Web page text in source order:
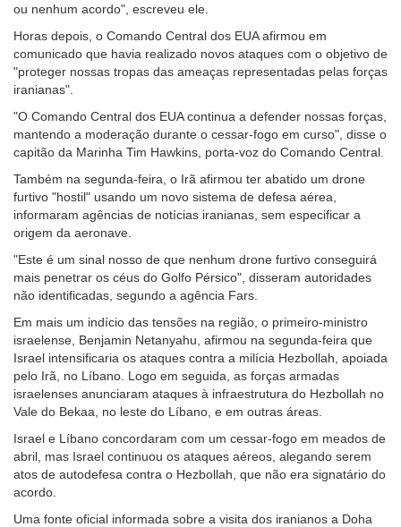
ou nenhum acordo", escreveu ele.
Horas depois, o Comando Central dos EUA afirmou em
comunicado que havia realizado novos ataques com o objetivo de
"proteger nossas tropas das ameaças representadas pelas forças
iranianas".
"O Comando Central dos EUA continua a defender nossas forças,
mantendo a moderação durante o cessar-fogo em curso", disse o
capitão da Marinha Tim Hawkins, porta-voz do Comando Central.
Também na segunda-feira, o Irã afirmou ter abatido um drone
furtivo "hostil" usando um novo sistema de defesa aérea,
informaram agências de notícias iranianas, sem especificar a
origem da aeronave.
"Este é um sinal nosso de que nenhum drone furtivo conseguirá
mais penetrar os céus do Golfo Pérsico", disseram autoridades
não identificadas, segundo a agência Fars.
Em mais um indício das tensões na região, o primeiro-ministro
israelense, Benjamin Netanyahu, afirmou na segunda-feira que
Israel intensificaria os ataques contra a milícia Hezbollah, apoiada
pelo Irã, no Líbano. Logo em seguida, as forças armadas
israelenses anunciaram ataques à infraestrutura do Hezbollah no
Vale do Bekaa, no leste do Líbano, e em outras áreas.
Israel e Líbano concordaram com um cessar-fogo em meados de
abril, mas Israel continuou os ataques aéreos, alegando serem
atos de autodefesa contra o Hezbollah, que não era signatário do
acordo.
Uma fonte oficial informada sobre a visita dos iranianos a Doha